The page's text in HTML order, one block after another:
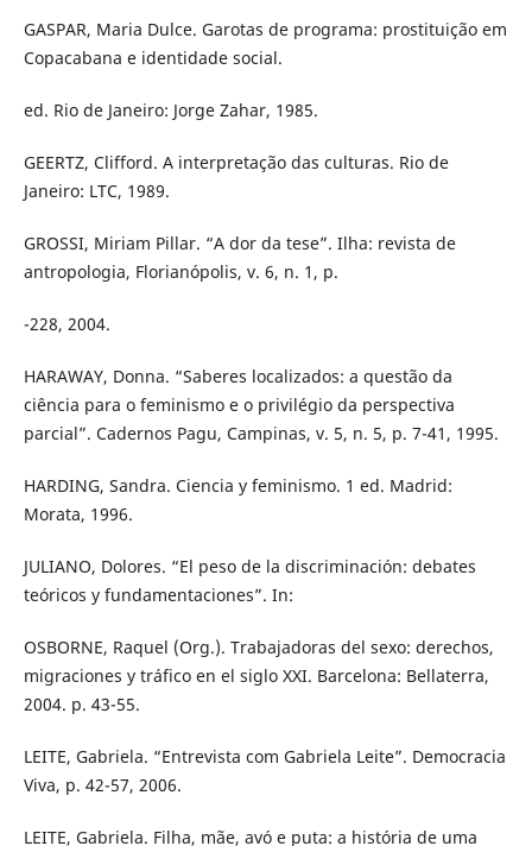
GASPAR, Maria Dulce. Garotas de programa: prostituição em
Copacabana e identidade social.
ed. Rio de Janeiro: Jorge Zahar, 1985.
GEERTZ, Clifford. A interpretação das culturas. Rio de
Janeiro: LTC, 1989.
GROSSI, Miriam Pillar. “A dor da tese”. Ilha: revista de
antropologia, Florianópolis, v. 6, n. 1, p.
-228, 2004.
HARAWAY, Donna. “Saberes localizados: a questão da
ciência para o feminismo e o privilégio da perspectiva
parcial”. Cadernos Pagu, Campinas, v. 5, n. 5, p. 7-41, 1995.
HARDING, Sandra. Ciencia y feminismo. 1 ed. Madrid:
Morata, 1996.
JULIANO, Dolores. “El peso de la discriminación: debates
teóricos y fundamentaciones”. In:
OSBORNE, Raquel (Org.). Trabajadoras del sexo: derechos,
migraciones y tráfico en el siglo XXI. Barcelona: Bellaterra,
2004. p. 43-55.
LEITE, Gabriela. “Entrevista com Gabriela Leite”. Democracia
Viva, p. 42-57, 2006.
LEITE, Gabriela. Filha, mãe, avó e puta: a história de uma